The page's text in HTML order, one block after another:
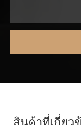
สินค้าที่เกี่ยว